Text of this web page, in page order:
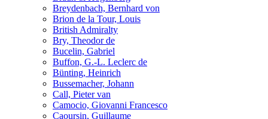
Breydenbach, Bernhard von
Brion de la Tour, Louis
British Admiralty
Bry, Theodor de
Bucelin, Gabriel
Buffon, G.-L. Leclerc de
Bünting, Heinrich
Bussemacher, Johann
Call, Pieter van
Camocio, Giovanni Francesco
Caoursin, Guillaume